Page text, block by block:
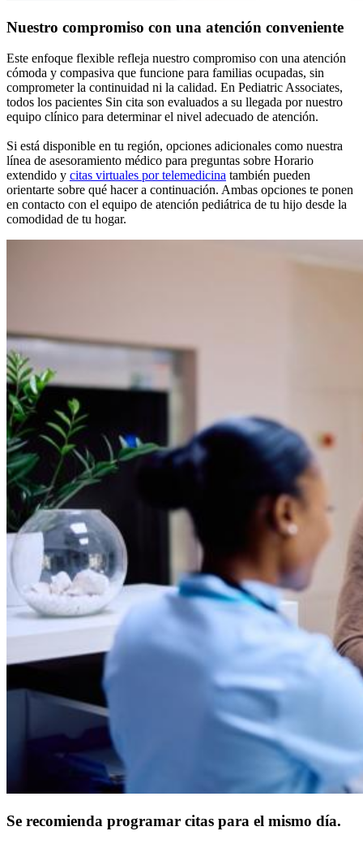
Nuestro compromiso con una atención conveniente
Este enfoque flexible refleja nuestro compromiso con una atención
cómoda y compasiva que funcione para familias ocupadas, sin
comprometer la continuidad ni la calidad. En Pediatric Associates,
todos los pacientes Sin cita son evaluados a su llegada por nuestro
equipo clínico para determinar el nivel adecuado de atención.
Si está disponible en tu región, opciones adicionales como nuestra
línea de asesoramiento médico para preguntas sobre Horario
extendido y citas virtuales por telemedicina también pueden
orientarte sobre qué hacer a continuación. Ambas opciones te ponen
en contacto con el equipo de atención pediátrica de tu hijo desde la
comodidad de tu hogar.
Se recomienda programar citas para el mismo día.